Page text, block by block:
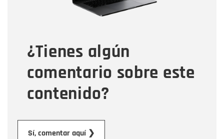
¿Tienes algún
comentario sobre este
contenido?
Sí, comentar aquí ❯
Tipo de comentario
Mensaje